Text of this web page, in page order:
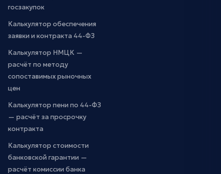
госзакупок
Калькулятор обеспечения
заявки и контракта 44-ФЗ
Калькулятор НМЦК —
расчёт по методу
сопоставимых рыночных
цен
Калькулятор пени по 44-ФЗ
— расчёт за просрочку
контракта
Калькулятор стоимости
банковской гарантии —
расчёт комиссии банка